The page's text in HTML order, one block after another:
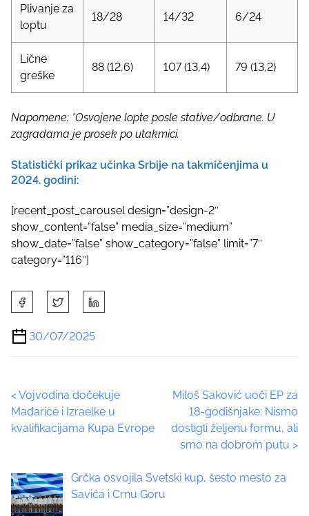
Plivanje za
loptu
18/28 14/32 6/24
Lične
greške
88 (12,6) 107 (13,4) 79 (13,2)
Napomene: *Osvojene lopte posle stative/odbrane. U
zagradama je prosek po utakmici.
Statistički prikaz učinka Srbije na takmičenjima u
2024. godini:
[recent_post_carousel design=”design-2″
show_content=”false” media_size=”medium”
show_date=”false” show_category=”false” limit=”7″
category=”116″]
h
a
r
h
i
s
s
t
o
30/07/2025
P
o
t
s
<Vojvodina dočekuje
Mađarice i Izraelke u
kvalifikacijama Kupa Evrope
Miloš Saković uoči EP za
18-godišnjake: Nismo
dostigli željenu formu, ali
smo na dobrom putu >
Grčka osvojila Svetski kup, šesto mesto za
Savića i Crnu Goru